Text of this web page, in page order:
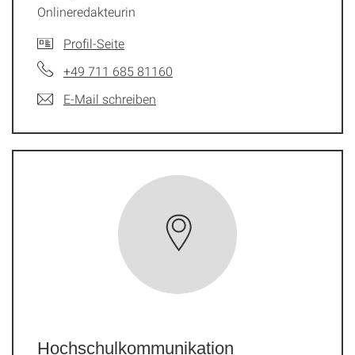
Onlineredakteurin
Profil-Seite
+49 711 685 81160
E-Mail schreiben
Hochschulkommunikation